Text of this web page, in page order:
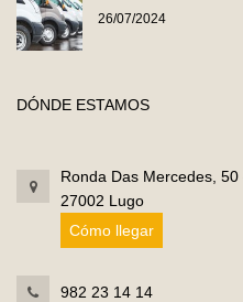
26/07/2024
DÓNDE ESTAMOS
Ronda Das Mercedes, 50
27002 Lugo
Cómo llegar
982 23 14 14